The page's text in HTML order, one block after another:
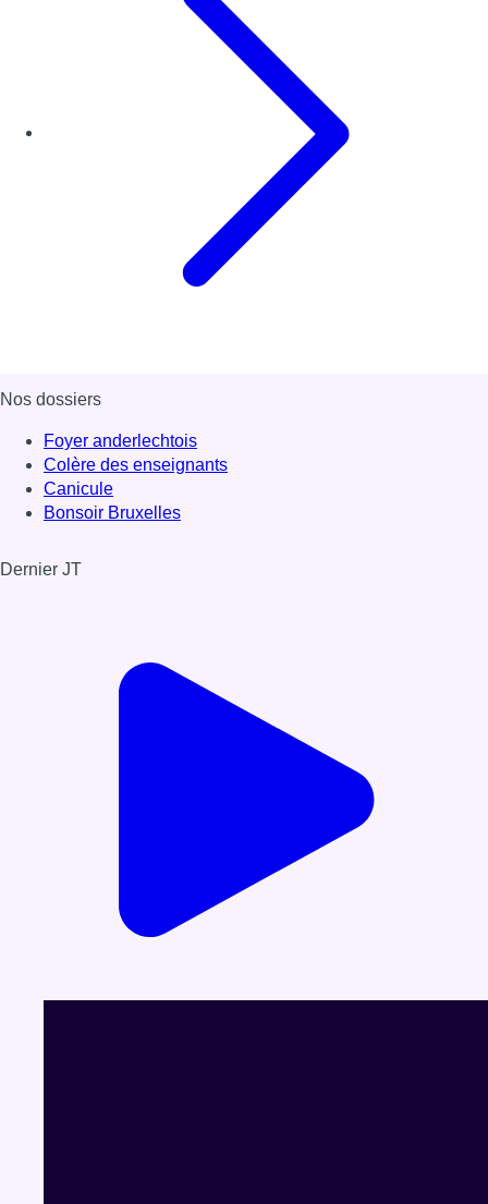
Nos dossiers
Foyer anderlechtois
Colère des enseignants
Canicule
Bonsoir Bruxelles
Dernier JT